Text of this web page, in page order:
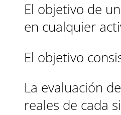
El objetivo de
en cualquier
El objetivo
La evaluación
reales de cada